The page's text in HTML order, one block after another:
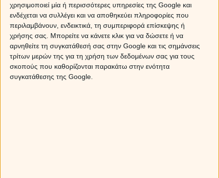
χρησιμοποιεί μία ή περισσότερες υπηρεσίες της Google και
ενδέχεται να συλλέγει και να αποθηκεύει πληροφορίες που
περιλαμβάνουν, ενδεικτικά, τη συμπεριφορά επίσκεψης ή
χρήσης σας. Μπορείτε να κάνετε κλικ για να δώσετε ή να
αρνηθείτε τη συγκατάθεσή σας στην Google και τις σημάνσεις
τρίτων μερών της για τη χρήση των δεδομένων σας για τους
σκοπούς που καθορίζονται παρακάτω στην ενότητα
συγκατάθεσης της Google.